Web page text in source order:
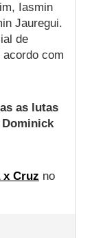
Iasmin
Jauregui.
de
com
as lutas
Dominick
x Cruz no